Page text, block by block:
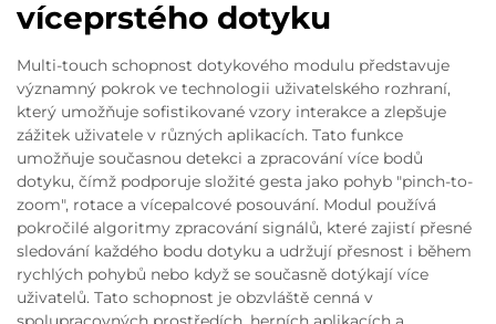
víceprstého dotyku
Multi-touch schopnost dotykového modulu představuje
významný pokrok ve technologii uživatelského rozhraní,
který umožňuje sofistikované vzory interakce a zlepšuje
zážitek uživatele v různých aplikacích. Tato funkce
umožňuje současnou detekci a zpracování více bodů
dotyku, čímž podporuje složité gesta jako pohyb "pinch-to-
zoom", rotace a vícepalcové posouvání. Modul používá
pokročilé algoritmy zpracování signálů, které zajistí přesné
sledování každého bodu dotyku a udržují přesnost i během
rychlých pohybů nebo když se současně dotýkají více
uživatelů. Tato schopnost je obzvláště cenná v